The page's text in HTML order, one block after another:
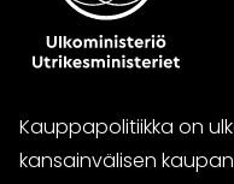
Kauppapolitiikka on
kansainvälisen